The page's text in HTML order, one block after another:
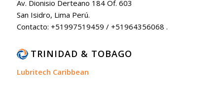
Av. Dionisio Derteano 184 Of. 603
San Isidro, Lima Perú.
Contacto: +51997519459 / +51964356068 .
TRINIDAD & TOBAGO
Lubritech Caribbean